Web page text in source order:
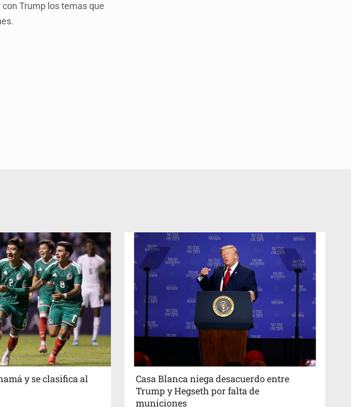
Trump los temas que
y se clasifica al
Casa Blanca niega desacuerdo entre
Trump y Hegseth por falta de
municiones